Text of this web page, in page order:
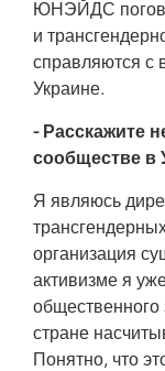
Центральной Азии и
Национальном совете
ЮНЭЙДС
и
справляются с
Украине.
- Расскажите
сообществе в
Я являюсь
организация
активизме я
стране
Понятно, что